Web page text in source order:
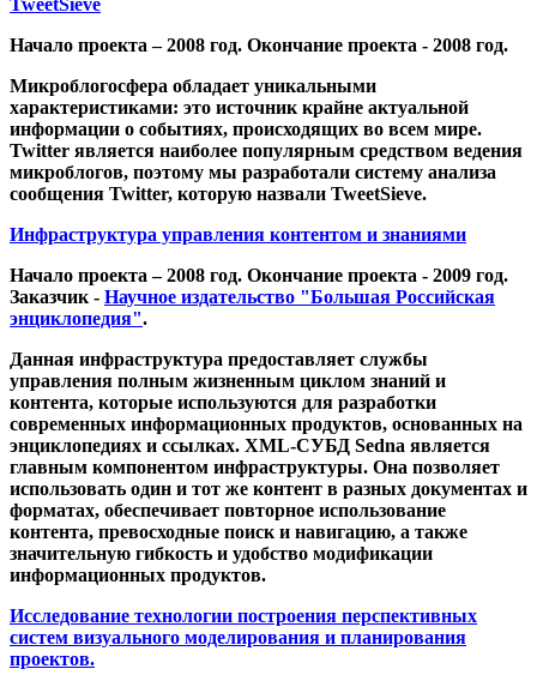
TweetSieve
Начало проекта – 2008 год. Окончание проекта - 2008 год.
Микроблогосфера обладает уникальными
характеристиками: это источник крайне актуальной
информации о событиях, происходящих во всем мире.
Twitter является наиболее популярным средством ведения
микроблогов, поэтому мы разработали систему анализа
сообщения Twitter, которую назвали TweetSieve.
Инфраструктура управления контентом и знаниями
Начало проекта – 2008 год. Окончание проекта - 2009 год.
Заказчик - Научное издательство "Большая Российская
энциклопедия".
Данная инфраструктура предоставляет службы
управления полным жизненным циклом знаний и
контента, которые используются для разработки
современных информационных продуктов, основанных на
энциклопедиях и ссылках. XML-СУБД Sedna является
главным компонентом инфраструктуры. Она позволяет
использовать один и тот же контент в разных документах и
форматах, обеспечивает повторное использование
контента, превосходные поиск и навигацию, а также
значительную гибкость и удобство модификации
информационных продуктов.
Исследование технологии построения перспективных
систем визуального моделирования и планирования
проектов.